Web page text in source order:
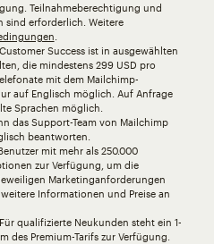
Teilnahmeberechtigung und
sind erforderlich. Weitere
Success ist in ausgewählten
die mindestens 299 USD pro
mit dem Mailchimp-
auf Englisch möglich. Auf Anfrage
Sprachen möglich.
das Support-Team von Mailchimp
beantworten.
mit mehr als 250.000
zur Verfügung, um die
Marketinganforderungen
Informationen und Preise an
qualifizierte Neukunden steht ein 1-
des Premium-Tarifs zur Verfügung.